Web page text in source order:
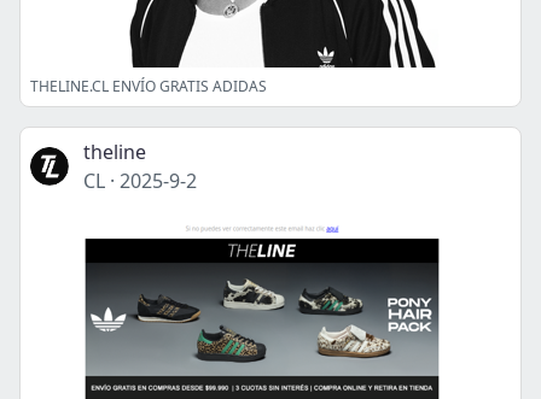
THELINE.CL ENVÍO GRATIS ADIDAS
theline
CL · 2025-9-2